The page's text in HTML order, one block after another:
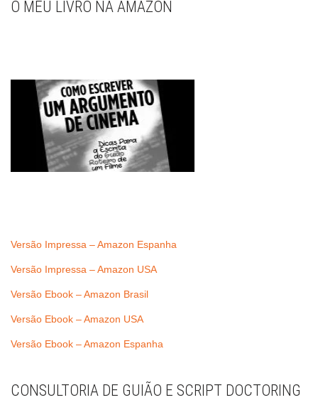
O MEU LIVRO NA AMAZON
Versão Impressa – Amazon Espanha
Versão Impressa – Amazon USA
Versão Ebook – Amazon Brasil
Versão Ebook – Amazon USA
Versão Ebook – Amazon Espanha
CONSULTORIA DE GUIÃO E SCRIPT DOCTORING